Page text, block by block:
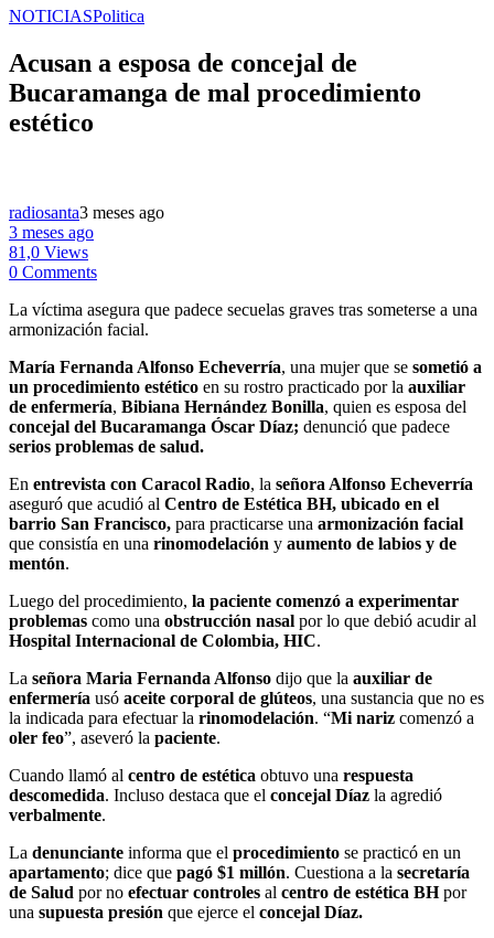
NOTICIASPolitica
Acusan a esposa de concejal de
Bucaramanga de mal procedimiento
estético
radiosanta3 meses ago
3 meses ago
81,0 Views
0 Comments
La víctima asegura que padece secuelas graves tras someterse a una
armonización facial.
María Fernanda Alfonso Echeverría, una mujer que se sometió a
un procedimiento estético en su rostro practicado por la auxiliar
de enfermería, Bibiana Hernández Bonilla, quien es esposa del
concejal del Bucaramanga Óscar Díaz; denunció que padece
serios problemas de salud.
En entrevista con Caracol Radio, la señora Alfonso Echeverría
aseguró que acudió al Centro de Estética BH, ubicado en el
barrio San Francisco, para practicarse una armonización facial
que consistía en una rinomodelación y aumento de labios y de
mentón.
Luego del procedimiento, la paciente comenzó a experimentar
problemas como una obstrucción nasal por lo que debió acudir al
Hospital Internacional de Colombia, HIC.
La señora Maria Fernanda Alfonso dijo que la auxiliar de
enfermería usó aceite corporal de glúteos, una sustancia que no es
la indicada para efectuar la rinomodelación. “Mi nariz comenzó a
oler feo”, aseveró la paciente.
Cuando llamó al centro de estética obtuvo una respuesta
descomedida. Incluso destaca que el concejal Díaz la agredió
verbalmente.
La denunciante informa que el procedimiento se practicó en un
apartamento; dice que pagó $1 millón. Cuestiona a la secretaría
de Salud por no efectuar controles al centro de estética BHpor
una supuesta presión que ejerce el concejal Díaz.